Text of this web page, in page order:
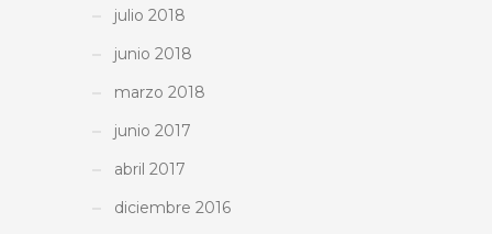
julio 2018
junio 2018
marzo 2018
junio 2017
abril 2017
diciembre 2016